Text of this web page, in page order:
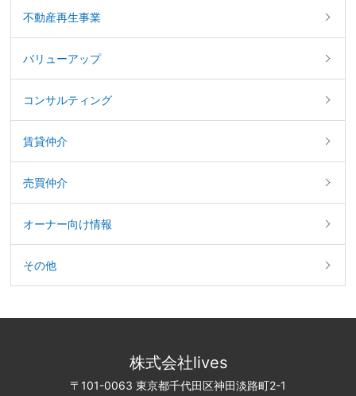
不動産再生事業
バリューアップ
コンサルティング
賃貸仲介
売買仲介
オーナー向け情報
その他
株式会社lives
〒101-0063 東京都千代田区神田淡路町2-1